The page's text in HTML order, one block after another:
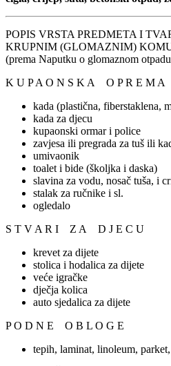
POPIS VRSTA PREDMETA I
KRUPNIM (GLOMAZNIM)
(prema Naputku o glomaznom
K U P A O N S K A O P R E M A
kada (plastična, fiberstaklena,
kada za djecu
kupaonski ormar i police
zavjesa ili pregrada za tuš ili
umivaonik
toalet i bide (školjka i daska)
slavina za vodu, nosač tuša, i
stalak za ručnike i sl.
ogledalo
S T V A R I Z A D J E C U
krevet za dijete
stolica i hodalica za dijete
veće igračke
dječja kolica
auto sjedalica za dijete
P O D N E O B L O G E
tepih, laminat, linoleum,